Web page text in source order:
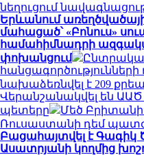
նեղուցում
Երևանում
մահացած՝ «Բոնուս»
համահիմնադրի
փոխանցում
նախաձեռնվել է 209
Վերանշանակվել են
պետերը
Մեծ
Ռուսաստանի դեմ
Բացահայտվել է Գագիկ
Ասատրյանի կողմից